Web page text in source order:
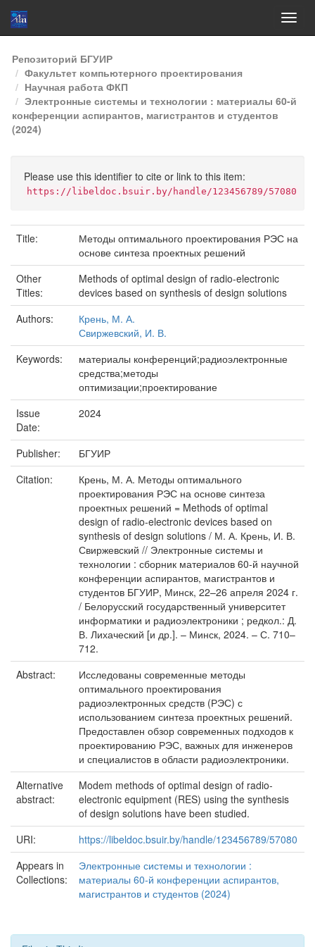
Skip
navigation
Репозиторий БГУИР
Факультет компьютерного проектирования
Научная работа ФКП
Электронные системы и технологии : материалы 60-й
конференции аспирантов, магистрантов и студентов
(2024)
Please use this identifier to cite or link to this item:
https://libeldoc.bsuir.by/handle/123456789/57080
Title:
Методы оптимального проектирования РЭС на
основе синтеза проектных решений
Other
Titles:
Methods of optimal design of radio-electronic
devices based on synthesis of design solutions
Authors:
Крень, М. А.
Свиржевский, И. В.
Keywords:
материалы конференций;радиоэлектронные
средства;методы
оптимизации;проектирование
Issue
Date:
2024
Publisher:
БГУИР
Citation:
Крень, М. А. Методы оптимального
проектирования РЭС на основе синтеза
проектных решений = Methods of optimal
design of radio-electronic devices based on
synthesis of design solutions / М. А. Крень, И. В.
Свиржевский // Электронные системы и
технологии : сборник материалов 60-й научной
конференции аспирантов, магистрантов и
студентов БГУИР, Минск, 22–26 апреля 2024 г.
/ Белорусский государственный университет
информатики и радиоэлектроники ; редкол.: Д.
В. Лихаческий [и др.]. – Минск, 2024. – С. 710–
712.
Abstract:
Исследованы современные методы
оптимального проектирования
радиоэлектронных средств (РЭС) с
использованием синтеза проектных решений.
Предоставлен обзор современных подходов к
проектированию РЭС, важных для инженеров
и специалистов в области радиоэлектроники.
Alternative
abstract:
Modem methods of optimal design of radio-
electronic equipment (RES) using the synthesis
of design solutions have been studied.
URI:
https://libeldoc.bsuir.by/handle/123456789/57080
Appears in
Collections:
Электронные системы и технологии :
материалы 60-й конференции аспирантов,
магистрантов и студентов (2024)